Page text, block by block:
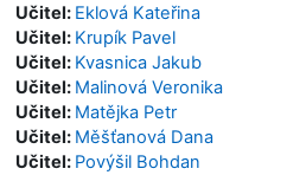
Učitel: Eklová Kateřina
Učitel: Krupík Pavel
Učitel: Kvasnica Jakub
Učitel: Malinová Veronika
Učitel: Matějka Petr
Učitel: Měšťanová Dana
Učitel: Povýšil Bohdan